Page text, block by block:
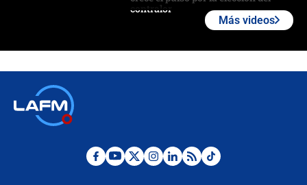
contralor
Estratega de Abelardo de la Espriella
Más videos